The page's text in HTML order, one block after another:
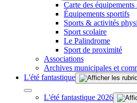
Carte des
Équipements sportifs
Sports & activités
Sport scolaire
Le Palindrome
Sport de proximité
Associations
Archives municipales et
L'été fantastique
L'été fantastique 2026